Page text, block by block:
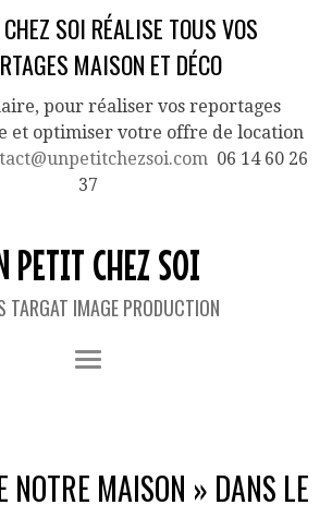
SOI RÉALISE TOUS VOS
MAISON ET DÉCO
pour réaliser vos reportages
et optimiser votre offre de location
06 14 60 26
37
PETIT CHEZ SOI
TARGAT IMAGE PRODUCTION
NOTRE MAISON » DANS LE